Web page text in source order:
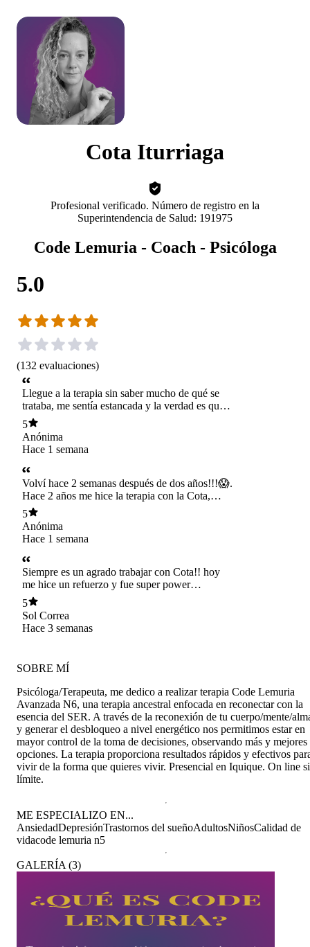
Cota Iturriaga
Profesional verificado. Número de registro en la
Superintendencia de Salud: 191975
Code Lemuria - Coach - Psicóloga
5.0
(132 evaluaciones)
Llegue a la terapia sin saber mucho de qué se
trataba, me sentía estancada y la verdad es que
code lemuria superó totalmente mis
expectativas. Mágicamente todo fluye, además
que Cota es muy profesional y te hace sentir en
confianza desde la primera sesión. 💖
¡Recomendada al 100%!"
5
Anónima
Hace 1 semana
Volví hace 2 semanas después de dos años!!!😱.
Hace 2 años me hice la terapia con la Cota,
pasaron muchas cosas, muchas!! Después como
que Volví a la rutina y siguió pasando la vida
con altos y varios bajos, hoy me di cuenta que
estaba tan acostumbrada al estrés y la ansiedad
que cuando volvió todo a lo "normal", no
pesqué y ahora que me hice otra sesión recordé
lo bakan que se siente estar bien y que lo normal
tiene que ser esto!! Volvieron a pasar cosas
buenas, asi es que solo gracias y ahora si, a
mantener y ser responsable 🤭❤️
5
Anónima
Hace 1 semana
Siempre es un agrado trabajar con Cota!! hoy
me hice un refuerzo y fue super power
también!!! Así que recomiendo 100% tomar las
sesiones de Code Lemuria con Cota y ahora aún
más que tiene su nivel 6 incorporado, aún más
power! Gracias querida Cota :*
5
Sol Correa
Hace 3 semanas
SOBRE MÍ
Psicóloga/Terapeuta, me dedico a realizar terapia Code Lemuria
Avanzada N6, una terapia ancestral enfocada en reconectar con la
esencia del SER. A través de la reconexión de tu cuerpo/mente/
y generar el desbloqueo a nivel energético nos permitimos estar en
mayor control de la toma de decisiones, observando más y mejores
opciones. La terapia proporciona resultados rápidos y efectivos
vivir de la forma que quieres vivir. Presencial en Iquique. On line
límite.
ME ESPECIALIZO EN...
AnsiedadDepresiónTrastornos del sueñoAdultosNiñosCalidad de
vidacode lemuria n5
GALERÍA (3)